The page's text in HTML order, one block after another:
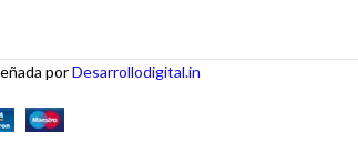
porDesarrollodigital.in